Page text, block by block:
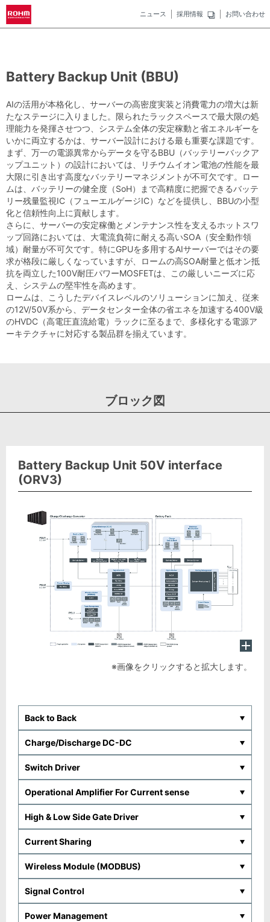
ニュース 採用情報 お問い合わせ
Battery Backup Unit (BBU)
AIの活用が本格化し、サーバーの高密度実装と消費電力の増大は新
たなステージに入りました。限られたラックスペースで最大限の処
理能力を発揮させつつ、システム全体の安定稼動と省エネルギーを
いかに両立するかは、サーバー設計における最も重要な課題です。
まず、万一の電源異常からデータを守るBBU（バッテリーバックア
ップユニット）の設計においては、リチウムイオン電池の性能を最
大限に引き出す高度なバッテリーマネジメントが不可欠です。ロー
ムは、バッテリーの健全度（SoH）まで高精度に把握できるバッテ
リー残量監視IC（フューエルゲージIC）などを提供し、BBUの小型
化と信頼性向上に貢献します。
さらに、サーバーの安定稼働とメンテナンス性を支えるホットスワ
ップ回路においては、大電流負荷に耐える高いSOA（安全動作領
域）耐量が不可欠です。特にGPUを多用するAIサーバーではその要
求が格段に厳しくなっていますが、ロームの高SOA耐量と低オン抵
抗を両立した100V耐圧パワーMOSFETは、この厳しいニーズに応
え、システムの堅牢性を高めます。
ロームは、こうしたデバイスレベルのソリューションに加え、従来
の12V/50V系から、データセンター全体の省エネを加速する400V級
のHVDC（高電圧直流給電）ラックに至るまで、多様化する電源ア
ーキテクチャに対応する製品群を揃えています。
ブロック図
Battery Backup Unit 50V interface
(ORV3)
※画像をクリックすると拡大します。
Back to Back
Charge/Discharge DC-DC
Switch Driver
Operational Amplifier For Current sense
High & Low Side Gate Driver
Current Sharing
Wireless Module (MODBUS)
Signal Control
Power Management